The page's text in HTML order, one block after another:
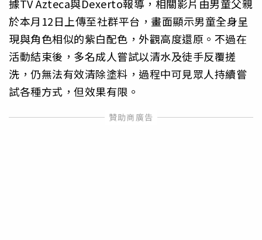
據TV Azteca與Dexerto報導，相關影片由男童父親
於本月12日上傳至社群平台，畫面顯示男童全身呈
現與角色相似的紫白配色，外觀高度還原。不過在
活動結束後，多名成人嘗試以清水及徒手反覆搓
洗，仍無法有效清除塗料，過程中可見眾人持續嘗
試各種方式，但效果有限。